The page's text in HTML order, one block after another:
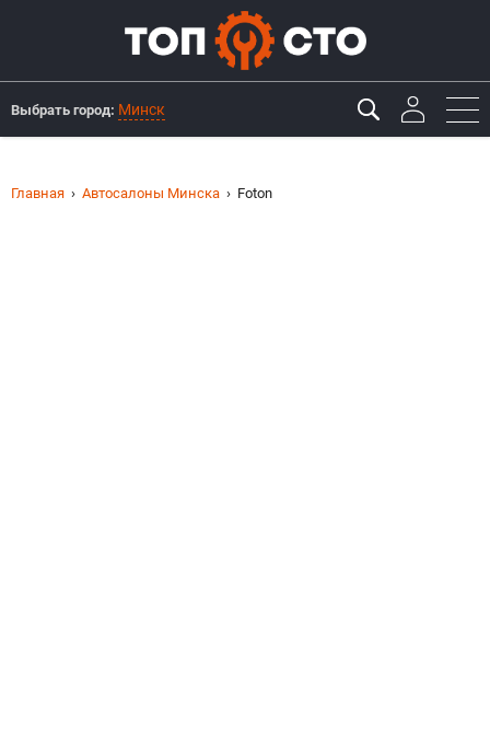
Выбрать город: Минск
Главная Автосалоны Минска Foton